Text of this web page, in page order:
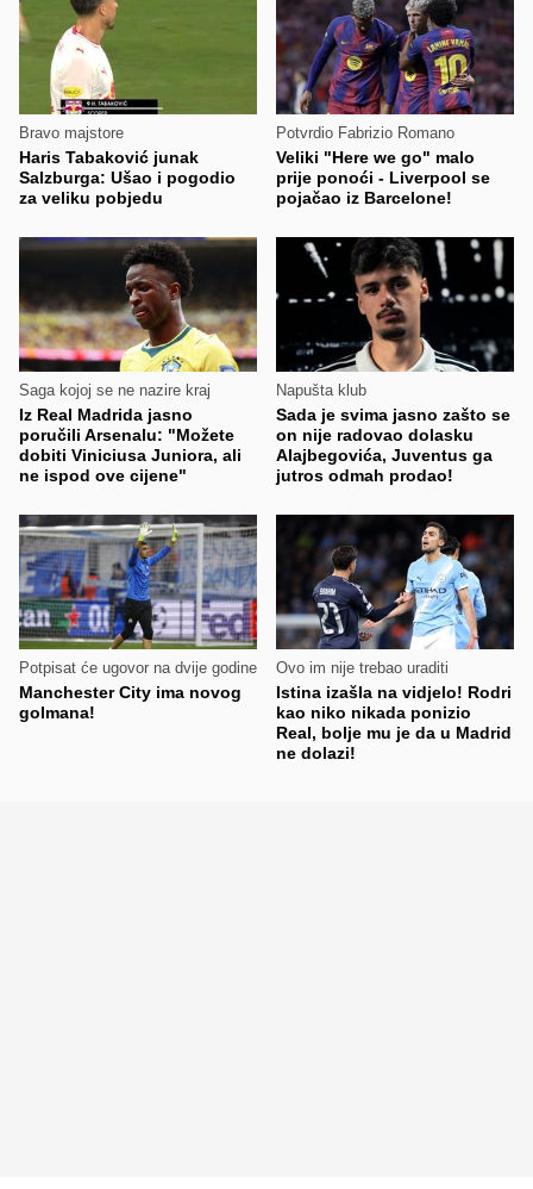
Bravo majstore
Haris Tabaković junak
Salzburga: Ušao i pogodio
za veliku pobjedu
Potvrdio Fabrizio Romano
Veliki "Here we go" malo
prije ponoći - Liverpool se
pojačao iz Barcelone!
Saga kojoj se ne nazire kraj
Iz Real Madrida jasno
poručili Arsenalu: "Možete
dobiti Viniciusa Juniora, ali
ne ispod ove cijene"
Napušta klub
Sada je svima jasno zašto se
on nije radovao dolasku
Alajbegovića, Juventus ga
jutros odmah prodao!
Potpisat će ugovor na dvije godine
Manchester City ima novog
golmana!
Ovo im nije trebao uraditi
Istina izašla na vidjelo! Rodri
kao niko nikada ponizio
Real, bolje mu je da u Madrid
ne dolazi!